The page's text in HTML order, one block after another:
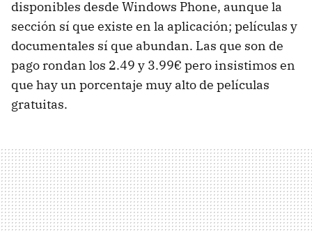
disponibles desde Windows Phone, aunque la
sección sí que existe en la aplicación; películas y
documentales sí que abundan. Las que son de
pago rondan los 2.49 y 3.99€ pero insistimos en
que hay un porcentaje muy alto de películas
gratuitas.